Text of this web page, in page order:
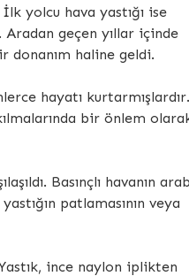
yolcu hava yastığı ise
Aradan geçen yıllar içinde
donanım haline geldi.
hayatı kurtarmışlardır.
bir önlem
Basınçlı havanın
patlamasının veya
ince naylon iplikten